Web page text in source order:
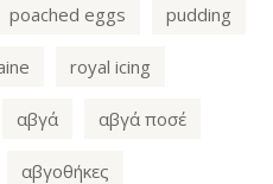
poached eggs pudding
royal icing
αβγά αβγά ποσέ
αβγοθήκες